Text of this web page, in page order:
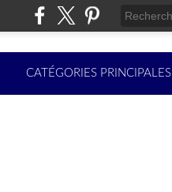
CATÉGORIES PRINCIPALES